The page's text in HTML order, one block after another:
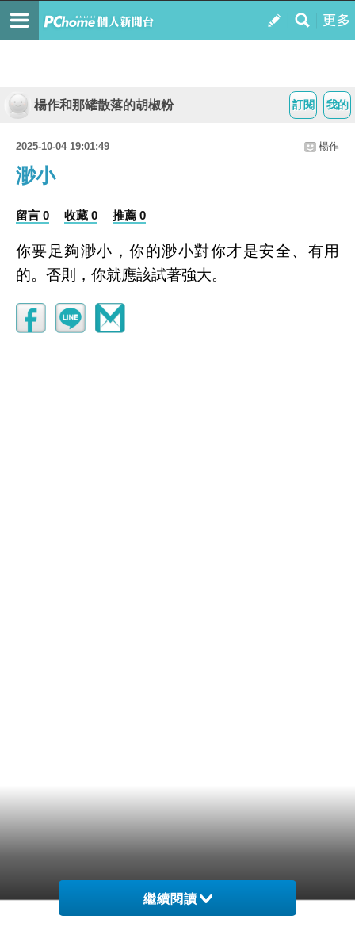
我的
訂閱
楊作和那罐散落的胡椒粉
2025-10-04 19:01:49 楊作
渺小
留言 0 收藏 0 推薦 0
你要足夠渺小，你的渺小對你才是安全、有用
的。否則，你就應該試著強大。
繼續閱讀